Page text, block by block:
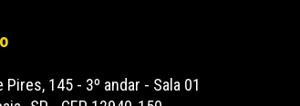
145 - 3º andar - Sala 01